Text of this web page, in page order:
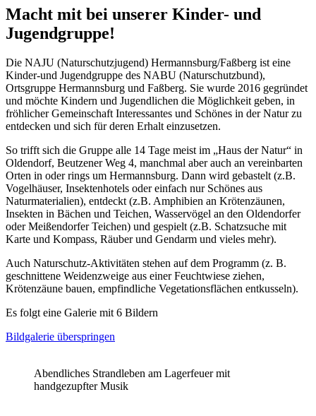
Macht mit bei unserer Kinder- und
Jugendgruppe!
Die NAJU (Naturschutzjugend) Hermannsburg/Faßberg ist eine
Kinder-und Jugendgruppe des NABU (Naturschutzbund),
Ortsgruppe Hermannsburg und Faßberg. Sie wurde 2016 gegründet
und möchte Kindern und Jugendlichen die Möglichkeit geben, in
fröhlicher Gemeinschaft Interessantes und Schönes in der Natur zu
entdecken und sich für deren Erhalt einzusetzen.
So trifft sich die Gruppe alle 14 Tage meist im „Haus der Natur“ in
Oldendorf, Beutzener Weg 4, manchmal aber auch an vereinbarten
Orten in oder rings um Hermannsburg. Dann wird gebastelt (z.B.
Vogelhäuser, Insektenhotels oder einfach nur Schönes aus
Naturmaterialien), entdeckt (z.B. Amphibien an Krötenzäunen,
Insekten in Bächen und Teichen, Wasservögel an den Oldendorfer
oder Meißendorfer Teichen) und gespielt (z.B. Schatzsuche mit
Karte und Kompass, Räuber und Gendarm und vieles mehr).
Auch Naturschutz-Aktivitäten stehen auf dem Programm (z. B.
geschnittene Weidenzweige aus einer Feuchtwiese ziehen,
Krötenzäune bauen, empfindliche Vegetationsflächen entkusseln).
Es folgt eine Galerie mit 6 Bildern
Bildgalerie überspringen
Abendliches Strandleben am Lagerfeuer mit
handgezupfter Musik